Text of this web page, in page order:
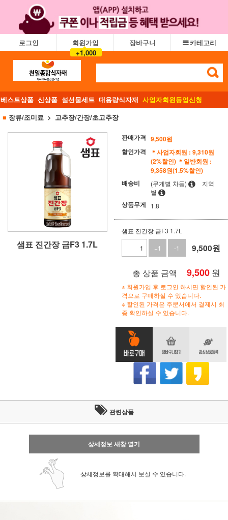
로그인
회원가입
+1,000
장바구니 카테고리
베스트상품 신상품 설선물세트 대용량식자재 사업자회원등업신청
■ 장류/조미료 고추장/간장/초고추장
샘표 진간장 금F3 1.7L
판매가격 9,500원
할인가격
＊사업자회원 : 9,310원
(2%할인) ＊일반회원 :
9,358원(1.5%할인)
배송비
(무게별 차등)
지역
별
상품무게 1.8
샘표 진간장 금F3 1.7L
+1
-1 9,500원
총 상품 금액 9,500 원
※ 회원가입 후 로그인 하시면 할인된 가
격으로 구매하실 수 있습니다.
※ 할인된 가격은 주문서에서 결제시 최
종 확인하실 수 있습니다.
관련상품
상세정보 새창 열기
상세정보를 확대해서 보실 수 있습니다.